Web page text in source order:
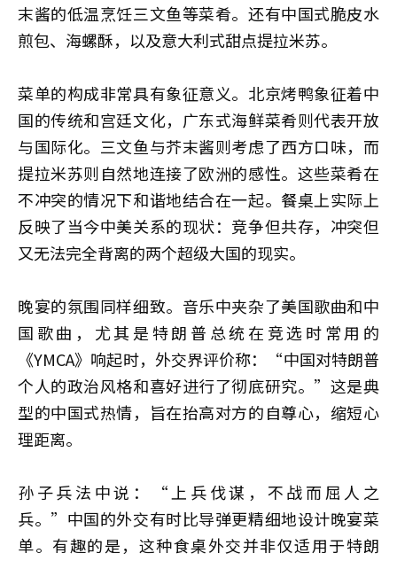
末酱的低温烹饪三文鱼等菜肴。还有中国式脆皮水
煎包、海螺酥，以及意大利式甜点提拉米苏。
菜单的构成非常具有象征意义。北京烤鸭象征着中
国的传统和宫廷文化，广东式海鲜菜肴则代表开放
与国际化。三文鱼与芥末酱则考虑了西方口味，而
提拉米苏则自然地连接了欧洲的感性。这些菜肴在
不冲突的情况下和谐地结合在一起。餐桌上实际上
反映了当今中美关系的现状：竞争但共存，冲突但
又无法完全背离的两个超级大国的现实。
晚宴的氛围同样细致。音乐中夹杂了美国歌曲和中
国歌曲，尤其是特朗普总统在竞选时常用的
《YMCA》响起时，外交界评价称：“中国对特朗普
个人的政治风格和喜好进行了彻底研究。”这是典
型的中国式热情，旨在抬高对方的自尊心，缩短心
理距离。
孙子兵法中说：“上兵伐谋，不战而屈人之
兵。”中国的外交有时比导弹更精细地设计晚宴菜
单。有趣的是，这种食桌外交并非仅适用于特朗